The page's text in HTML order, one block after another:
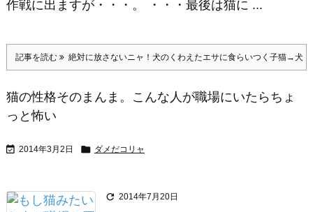
作戦に出ますが・・・。 ・・・最後は猫に ...
記事を読む 絶対に放さないニャ！犬のくわえたエサに食らいつく子猫→犬
猫の性格そのまんま。こんな人が職場にいたらちょ
っと怖い
 2014年3月2日  ダメだコリャ
 2014年7月20日